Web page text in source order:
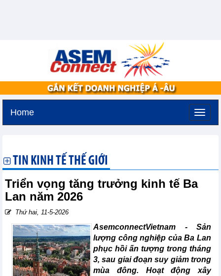
Home
TIN KINH TẾ THẾ GIỚI
Triển vọng tăng trưởng kinh tế Ba
Lan năm 2026
Thứ hai, 11-5-2026
AsemconnectVietnam - Sản
lượng công nghiệp của Ba Lan
phục hồi ấn tượng trong tháng
3, sau giai đoạn suy giảm trong
mùa đông. Hoạt động xây